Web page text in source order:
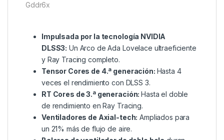
Gddr6x
Impulsada por la tecnología NVIDIA
DLSS3: Un Arco de Ada Lovelace ultraeficiente
y Ray Tracing completo.
Tensor Cores de 4.ª generación: Hasta 4
veces el rendimiento con DLSS 3.
RT Cores de 3.ª generación:Hasta el doble
de rendimiento en Ray Tracing.
Ventiladores de Axial-tech: Ampliados para
un 21% más de flujo de aire.